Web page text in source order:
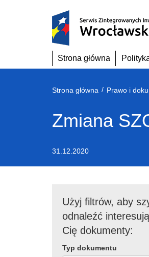
Strona główna
Strona główna / Prawo i
Zmiana
31.12.2020
Użyj filtrów, aby
odnaleźć
Cię dokumenty:
Typ dokumentu